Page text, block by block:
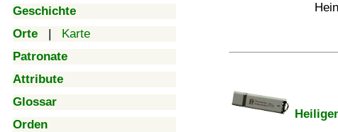
Geschichte
Orte | Karte
Patronate
Attribute
Glossar
Orden